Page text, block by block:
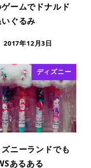
ームでドナルド
ぐるみ
2017年12月3日
ディズニー
ニーランドでも
あるある